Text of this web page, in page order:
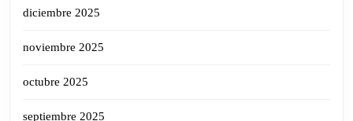
diciembre 2025
noviembre 2025
octubre 2025
septiembre 2025